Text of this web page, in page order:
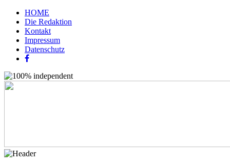
HOME
Die Redaktion
Kontakt
Impressum
Datenschutz